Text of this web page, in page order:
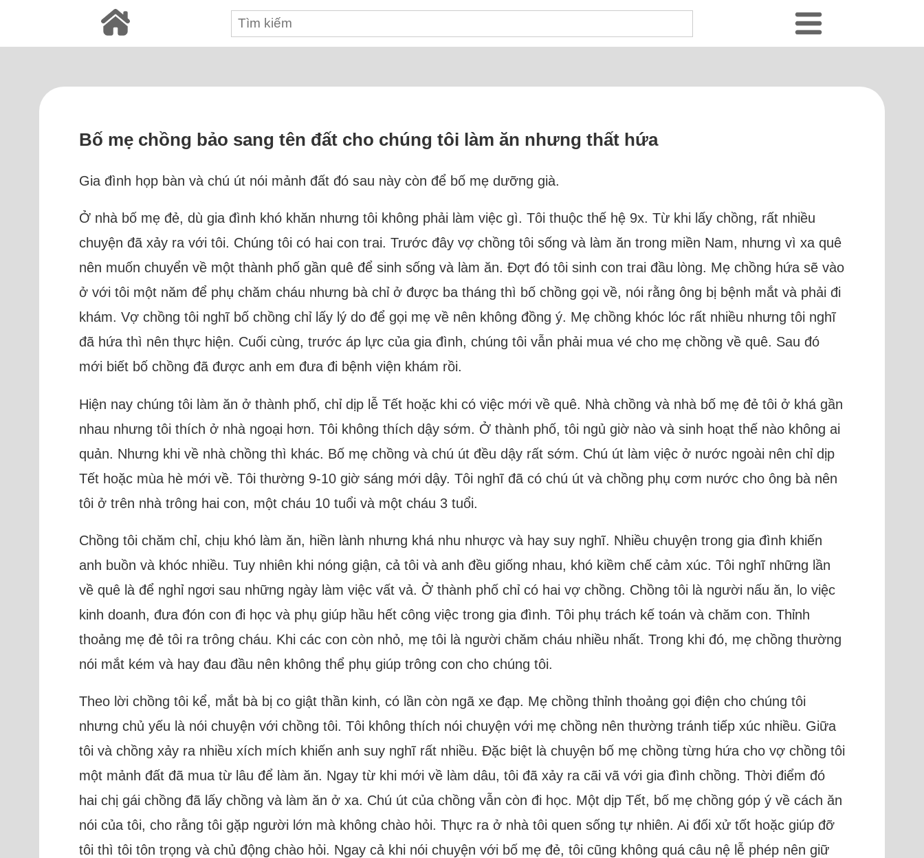
Bố mẹ chồng bảo sang tên đất cho chúng tôi làm ăn nhưng thất hứa
Gia đình họp bàn và chú út nói mảnh đất đó sau này còn để bố mẹ dưỡng già.
Ở nhà bố mẹ đẻ, dù gia đình khó khăn nhưng tôi không phải làm việc gì. Tôi thuộc thế hệ 9x. Từ khi lấy chồng, rất nhiều
chuyện đã xảy ra với tôi. Chúng tôi có hai con trai. Trước đây vợ chồng tôi sống và làm ăn trong miền Nam, nhưng vì xa quê
nên muốn chuyển về một thành phố gần quê để sinh sống và làm ăn. Đợt đó tôi sinh con trai đầu lòng. Mẹ chồng hứa sẽ vào
ở với tôi một năm để phụ chăm cháu nhưng bà chỉ ở được ba tháng thì bố chồng gọi về, nói rằng ông bị bệnh mắt và phải đi
khám. Vợ chồng tôi nghĩ bố chồng chỉ lấy lý do để gọi mẹ về nên không đồng ý. Mẹ chồng khóc lóc rất nhiều nhưng tôi nghĩ
đã hứa thì nên thực hiện. Cuối cùng, trước áp lực của gia đình, chúng tôi vẫn phải mua vé cho mẹ chồng về quê. Sau đó
mới biết bố chồng đã được anh em đưa đi bệnh viện khám rồi.
Hiện nay chúng tôi làm ăn ở thành phố, chỉ dịp lễ Tết hoặc khi có việc mới về quê. Nhà chồng và nhà bố mẹ đẻ tôi ở khá gần
nhau nhưng tôi thích ở nhà ngoại hơn. Tôi không thích dậy sớm. Ở thành phố, tôi ngủ giờ nào và sinh hoạt thế nào không ai
quản. Nhưng khi về nhà chồng thì khác. Bố mẹ chồng và chú út đều dậy rất sớm. Chú út làm việc ở nước ngoài nên chỉ dịp
Tết hoặc mùa hè mới về. Tôi thường 9-10 giờ sáng mới dậy. Tôi nghĩ đã có chú út và chồng phụ cơm nước cho ông bà nên
tôi ở trên nhà trông hai con, một cháu 10 tuổi và một cháu 3 tuổi.
Chồng tôi chăm chỉ, chịu khó làm ăn, hiền lành nhưng khá nhu nhược và hay suy nghĩ. Nhiều chuyện trong gia đình khiến
anh buồn và khóc nhiều. Tuy nhiên khi nóng giận, cả tôi và anh đều giống nhau, khó kiềm chế cảm xúc. Tôi nghĩ những lần
về quê là để nghỉ ngơi sau những ngày làm việc vất vả. Ở thành phố chỉ có hai vợ chồng. Chồng tôi là người nấu ăn, lo việc
kinh doanh, đưa đón con đi học và phụ giúp hầu hết công việc trong gia đình. Tôi phụ trách kế toán và chăm con. Thỉnh
thoảng mẹ đẻ tôi ra trông cháu. Khi các con còn nhỏ, mẹ tôi là người chăm cháu nhiều nhất. Trong khi đó, mẹ chồng thường
nói mắt kém và hay đau đầu nên không thể phụ giúp trông con cho chúng tôi.
Theo lời chồng tôi kể, mắt bà bị co giật thần kinh, có lần còn ngã xe đạp. Mẹ chồng thỉnh thoảng gọi điện cho chúng tôi
nhưng chủ yếu là nói chuyện với chồng tôi. Tôi không thích nói chuyện với mẹ chồng nên thường tránh tiếp xúc nhiều. Giữa
tôi và chồng xảy ra nhiều xích mích khiến anh suy nghĩ rất nhiều. Đặc biệt là chuyện bố mẹ chồng từng hứa cho vợ chồng tôi
một mảnh đất đã mua từ lâu để làm ăn. Ngay từ khi mới về làm dâu, tôi đã xảy ra cãi vã với gia đình chồng. Thời điểm đó
hai chị gái chồng đã lấy chồng và làm ăn ở xa. Chú út của chồng vẫn còn đi học. Một dịp Tết, bố mẹ chồng góp ý về cách ăn
nói của tôi, cho rằng tôi gặp người lớn mà không chào hỏi. Thực ra ở nhà tôi quen sống tự nhiên. Ai đối xử tốt hoặc giúp đỡ
tôi thì tôi tôn trọng và chủ động chào hỏi. Ngay cả khi nói chuyện với bố mẹ đẻ, tôi cũng không quá câu nệ lễ phép nên giữ